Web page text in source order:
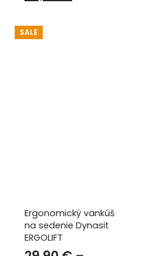
was:
SALE
Ergonomický vankúš
na sedenie Dynasit
ERGOLIFT